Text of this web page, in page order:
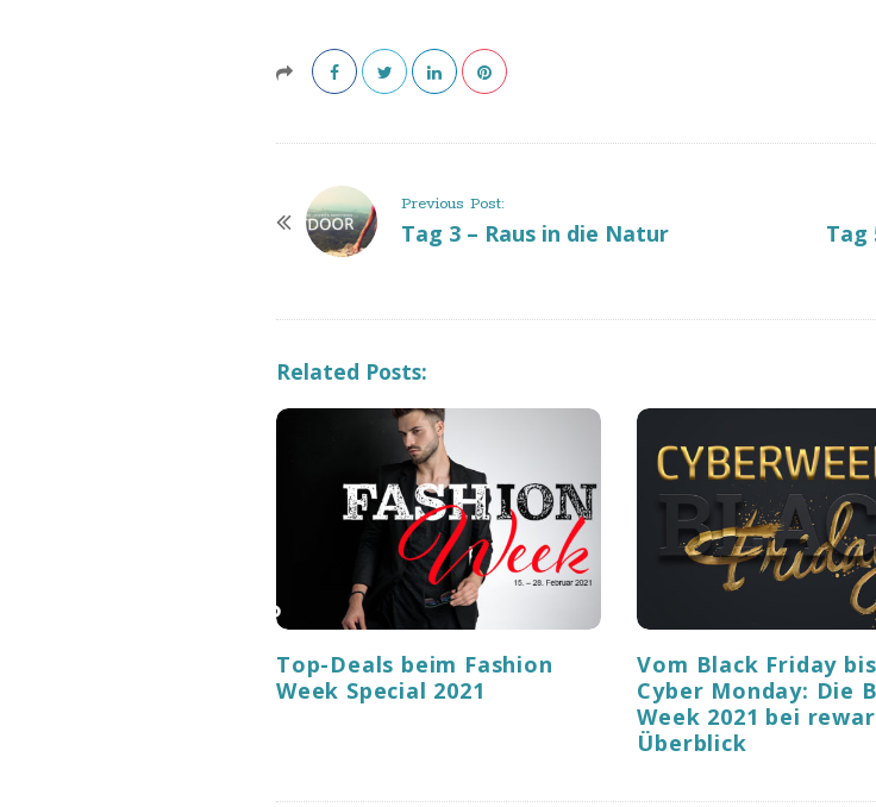
Previous Post:
Tag 3 – Raus in die Natur
Tag
Related Posts:
Top-Deals beim Fashion
Week Special 2021
Vom Black Friday
Cyber Monday: Die
Week 2021 bei
Überblick